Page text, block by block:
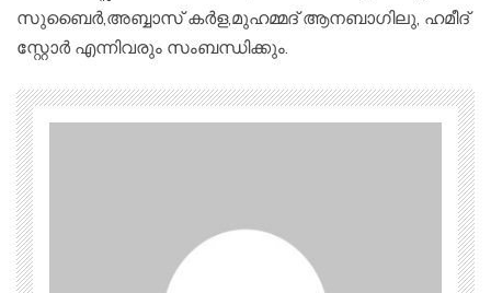
സുബൈർ,അബ്ബാസ് കർള,മുഹമ്മദ് ആനബാഗിലു, ഹമീദ്
സ്റ്റോർ എന്നിവരും സംബന്ധിക്കും.